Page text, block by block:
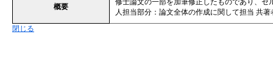
概要
修士論文の一部を加筆修正したものであり、
人担当部分：論文全体の作成に関して担当 共
閉じる